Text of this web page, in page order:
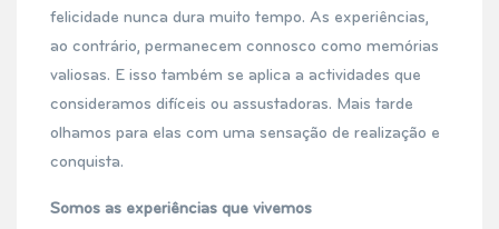
felicidade nunca dura muito tempo. As experiências,
ao contrário, permanecem connosco como memórias
valiosas. E isso também se aplica a actividades que
consideramos difíceis ou assustadoras. Mais tarde
olhamos para elas com uma sensação de realização e
conquista.
Somos as experiências que vivemos